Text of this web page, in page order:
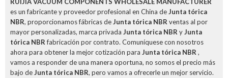
es un fabricante y proveedor profesional en China deJunta tórica
NBR, proporcionamos fábricas deJunta tórica NBR ventas al por
mayor personalizadas, marca privada Junta tórica NBR yJunta
tórica NBRfabricación por contrato. Comuníquese con nosotros
ahora para obtener la mejor cotización para Junta tórica NBR ,
vamos a responder de una manera oportuna, no somos el precio más
bajo deJunta tórica NBR, pero vamos a ofrecerle un mejor servicio.